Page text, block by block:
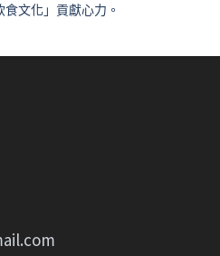
文化」貢獻心力。